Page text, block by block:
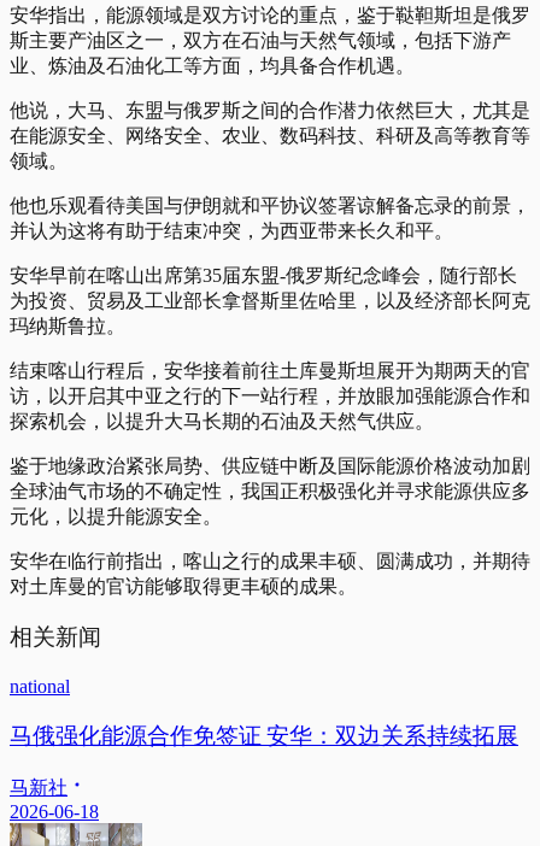
安华指出，能源领域是双方讨论的重点，鉴于鞑靼斯坦是俄罗
斯主要产油区之一，双方在石油与天然气领域，包括下游产
业、炼油及石油化工等方面，均具备合作机遇。
他说，大马、东盟与俄罗斯之间的合作潜力依然巨大，尤其是
在能源安全、网络安全、农业、数码科技、科研及高等教育等
领域。
他也乐观看待美国与伊朗就和平协议签署谅解备忘录的前景，
并认为这将有助于结束冲突，为西亚带来长久和平。
安华早前在喀山出席第35届东盟-俄罗斯纪念峰会，随行部长
为投资、贸易及工业部长拿督斯里佐哈里，以及经济部长阿克
玛纳斯鲁拉。
结束喀山行程后，安华接着前往土库曼斯坦展开为期两天的官
访，以开启其中亚之行的下一站行程，并放眼加强能源合作和
探索机会，以提升大马长期的石油及天然气供应。
鉴于地缘政治紧张局势、供应链中断及国际能源价格波动加剧
全球油气市场的不确定性，我国正积极强化并寻求能源供应多
元化，以提升能源安全。
安华在临行前指出，喀山之行的成果丰硕、圆满成功，并期待
对土库曼的官访能够取得更丰硕的成果。
相关新闻
national
马俄强化能源合作免签证 安华：双边关系持续拓展
马新社
2026-06-18